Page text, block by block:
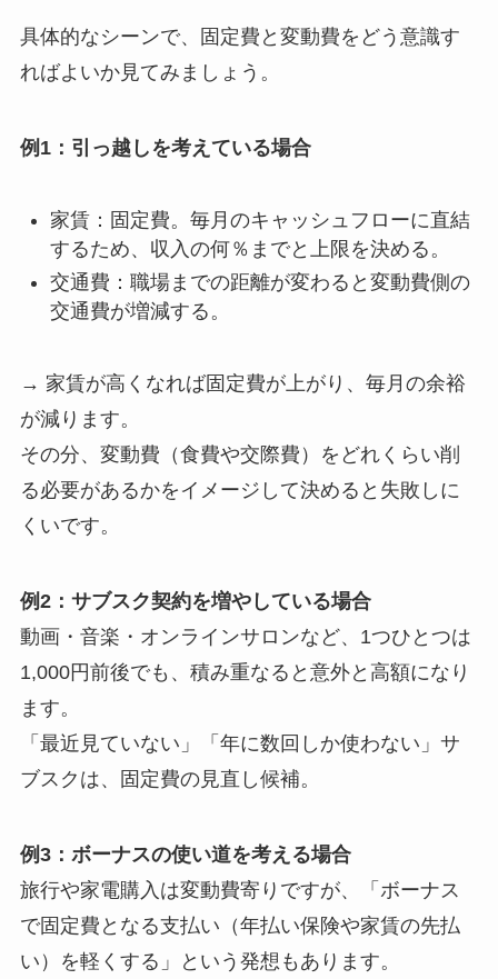
具体的なシーンで、固定費と変動費をどう意識す
ればよいか見てみましょう。
例1：引っ越しを考えている場合
家賃：固定費。毎月のキャッシュフローに直結
するため、収入の何％までと上限を決める。
交通費：職場までの距離が変わると変動費側の
交通費が増減する。
→ 家賃が高くなれば固定費が上がり、毎月の余裕
が減ります。
その分、変動費（食費や交際費）をどれくらい削
る必要があるかをイメージして決めると失敗しに
くいです。
例2：サブスク契約を増やしている場合
動画・音楽・オンラインサロンなど、1つひとつは
1,000円前後でも、積み重なると意外と高額になり
ます。
「最近見ていない」「年に数回しか使わない」サ
ブスクは、固定費の見直し候補。
例3：ボーナスの使い道を考える場合
旅行や家電購入は変動費寄りですが、「ボーナス
で固定費となる支払い（年払い保険や家賃の先払
い）を軽くする」という発想もあります。